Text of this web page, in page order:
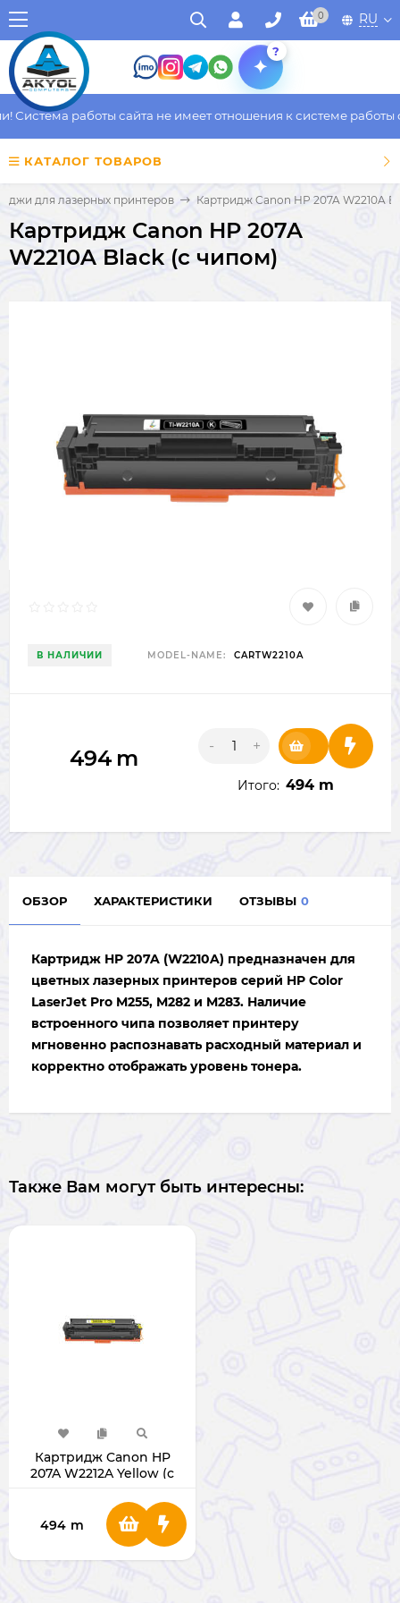
0 RU
?
работы сайта не имеет отношения к системе работы
КАТАЛОГ ТОВАРОВ
для лазерных принтеров Картридж Canon HP 207A W2210A
Картридж Canon HP 207A
W2210A Black (с чипом)
В НАЛИЧИИ MODEL-NAME: CARTW2210A
494 m - +
Итого: 494 m
ОБЗОР ХАРАКТЕРИСТИКИ ОТЗЫВЫ 0
Картридж HP 207A (W2210A) предназначен для
цветных лазерных принтеров серий HP Color
LaserJet Pro M255, M282 и M283. Наличие
встроенного чипа позволяет принтеру
мгновенно распознавать расходный материал и
корректно отображать уровень тонера.
Также Вам могут быть интересны:
Картридж Canon HP
207A W2212A Yellow (с
494 m